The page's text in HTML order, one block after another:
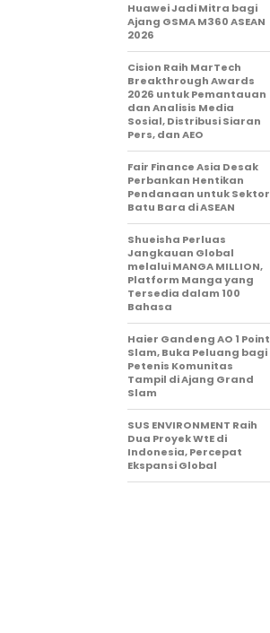
Huawei Jadi Mitra bagi
Ajang GSMA M360 ASEAN
2026
Cision Raih MarTech
Breakthrough Awards
2026 untuk Pemantauan
dan Analisis Media
Sosial, Distribusi Siaran
Pers, dan AEO
Fair Finance Asia Desak
Perbankan Hentikan
Pendanaan untuk Sektor
Batu Bara di ASEAN
Shueisha Perluas
Jangkauan Global
melalui MANGA MILLION,
Platform Manga yang
Tersedia dalam 100
Bahasa
Haier Gandeng AO 1 Point
Slam, Buka Peluang bagi
Petenis Komunitas
Tampil di Ajang Grand
Slam
SUS ENVIRONMENT Raih
Dua Proyek WtE di
Indonesia, Percepat
Ekspansi Global